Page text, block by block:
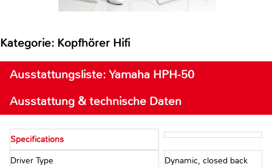
Kategorie: Kopfhörer Hifi
Ausstattungsliste: Yamaha HPH-50
Ausstattung & technische Daten
Specifications
Driver Type Dynamic, closed back